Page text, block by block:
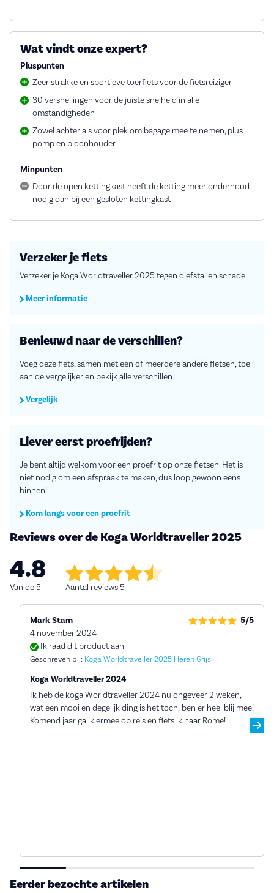
Wat vindt onze expert?
Pluspunten
Zeer strakke en sportieve toerfiets voor de fietsreiziger
30 versnellingen voor de juiste snelheid in alle
omstandigheden
Zowel achter als voor plek om bagage mee te nemen, plus
pomp en bidonhouder
Minpunten
Door de open kettingkast heeft de ketting meer onderhoud
nodig dan bij een gesloten kettingkast
Verzeker je fiets
Verzeker je Koga Worldtraveller 2025 tegen diefstal en schade.
Meer informatie
Benieuwd naar de verschillen?
Voeg deze fiets, samen met een of meerdere andere fietsen, toe
aan de vergelijker en bekijk alle verschillen.
Vergelijk
Liever eerst proefrijden?
Je bent altijd welkom voor een proefrit op onze fietsen. Het is
niet nodig om een afspraak te maken, dus loop gewoon eens
binnen!
Kom langs voor een proefrit
Reviews over de Koga Worldtraveller 2025
4.8
Van de 5 Aantal reviews 5
Mark Stam
4 november 2024
5/5
Ik raad dit product aan
Geschreven bij: Koga Worldtraveller 2025 Heren Grijs
Koga Worldtraveller 2024
Ik heb de koga Worldtraveller 2024 nu ongeveer 2 weken,
wat een mooi en degelijk ding is het toch, ben er heel blij mee!
Komend jaar ga ik ermee op reis en fiets ik naar Rome!
Eerder bezochte artikelen